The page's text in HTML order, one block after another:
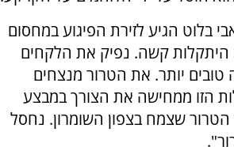
בלוט הגיע לזירת הפיגוע במחסום
היתקלות קשה. נפיק את הלקחים
טובים יותר. את הטרור מנצחים
הזו ממחישה את הצורך במבצע
הטרור שצמח בצפון השומרון. נחסל